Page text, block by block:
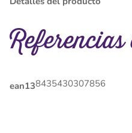
ean138435430307856